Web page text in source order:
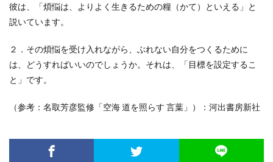
彼は、「煩悩は、よりよく生きるための糧（かて）といえる」と
説いています。
２．その煩悩を受け入れながら、ぶれない自分をつくるために
は、どうすればいいのでしょうか。それは、「目標を設定するこ
と」です。
（参考：名取芳彦監修「空海 道を照らす 言葉」）：河出書房新社